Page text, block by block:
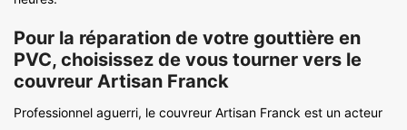
Pour la réparation de votre gouttière en
PVC, choisissez de vous tourner vers le
couvreur Artisan Franck
Professionnel aguerri, le couvreur Artisan Franck est un acteur